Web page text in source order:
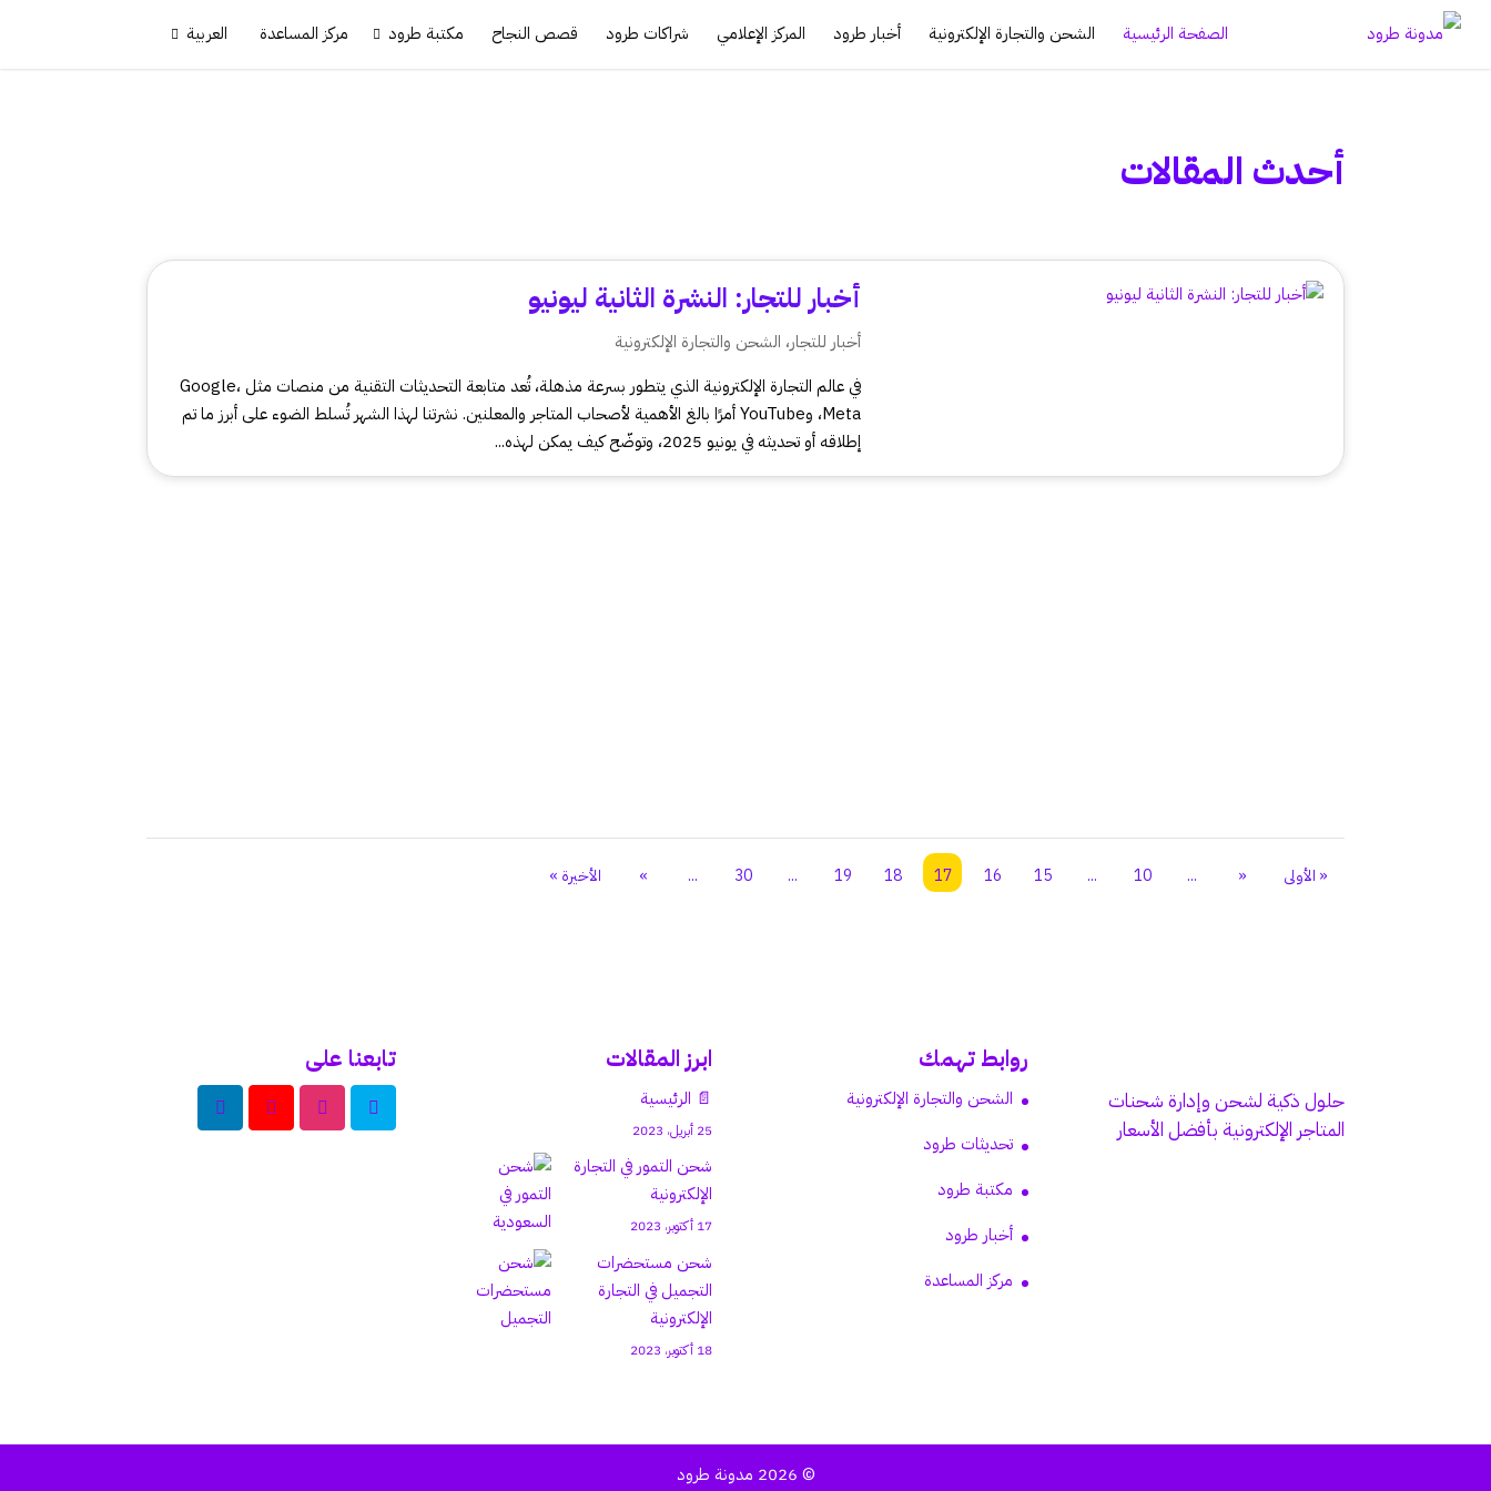
الصفحة الرئيسية الشحن والتجارة الإلكترونية أخبار طرود المركز الإعلامي شراكات طرود قصص النجاح مكتبة طرود مركز المساعدة العربية
أحدث المقالات
أخبار للتجار: النشرة الثانية ليونيو
أخبار للتجار، الشحن والتجارة الإلكترونية
في عالم التجارة الإلكترونية الذي يتطور بسرعة مذهلة، تُعد متابعة التحديثات التقنية من منصات مثل Google،
Meta، وYouTube أمرًا بالغ الأهمية لأصحاب المتاجر والمعلنين. نشرتنا لهذا الشهر تُسلط الضوء على أبرز ما تم
إطلاقه أو تحديثه في يونيو 2025، وتوضّح كيف يمكن لهذه...
« الأولى «
...
10
...
15
16
17
18
19
...
30
...
» الأخيرة »
حلول ذكية لشحن وإدارة شحنات
المتاجر الإلكترونية بأفضل الأسعار
روابط تهمك
الشحن والتجارة الإلكترونية
تحديثات طرود
مكتبة طرود
أخبار طرود
مركز المساعدة
ابرز المقالات
📄 الرئيسية
25 أبريل، 2023
شحن التمور في التجارة
الإلكترونية
17 أكتوبر، 2023
شحن مستحضرات
التجميل في التجارة
الإلكترونية
18 أكتوبر، 2023
تابعنا على
© 2026 مدونة طرود